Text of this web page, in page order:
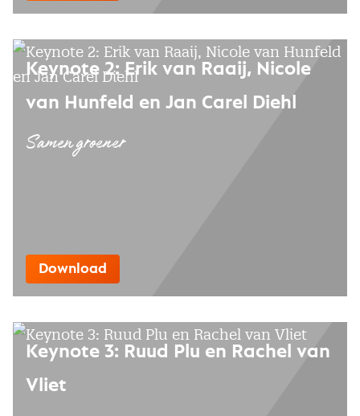
Keynote 2: Erik van Raaij, Nicole
van Hunfeld en Jan Carel Diehl
Samen groener
Download
Keynote 3: Ruud Plu en Rachel van
Vliet